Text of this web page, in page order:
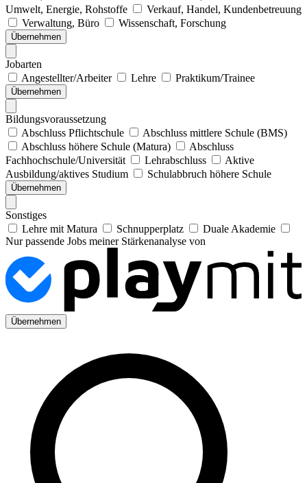
Umwelt, Energie, Rohstoffe
Verkauf, Handel, Kundenbetreuung
Verwaltung, Büro
Wissenschaft, Forschung
Übernehmen
Jobarten
Angestellter/Arbeiter
Lehre Praktikum/Trainee
Übernehmen
Bildungsvoraussetzung
Abschluss Pflichtschule
Abschluss mittlere Schule (BMS)
Abschluss höhere Schule (Matura)
Abschluss
Fachhochschule/Universität
Lehrabschluss
Aktive
Ausbildung/aktives Studium
Schulabbruch höhere Schule
Übernehmen
Sonstiges
Lehre mit Matura
Schnupperplatz
Duale Akademie
Nur passende Jobs meiner Stärkenanalyse von
Übernehmen